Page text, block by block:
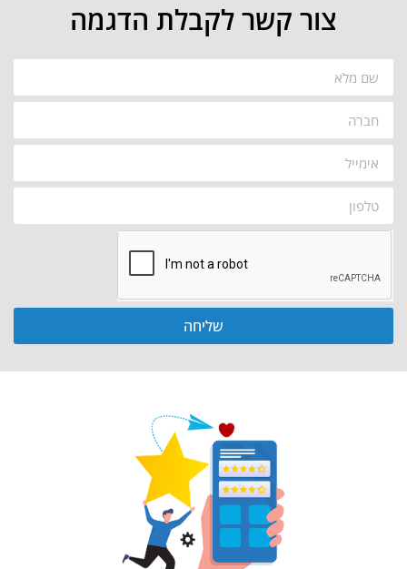
צור קשר לקבלת הדגמה
שליחה